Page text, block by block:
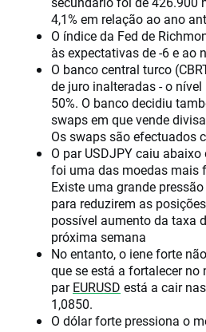
4,1% em relação ao ano
O índice da Fed de
às expectativas de -6 e ao
O banco central turco
de juro inalteradas - o
50%. O banco decidiu
swaps em que vende
Os swaps são efectuados
O par USDJPY caiu abaixo
foi uma das moedas mais
Existe uma grande
para reduzirem as
possível aumento da taxa
próxima semana
No entanto, o iene forte
que se está a fortalecer no
parEURUSD está a cair
1,0850.
O dólar forte pressiona o